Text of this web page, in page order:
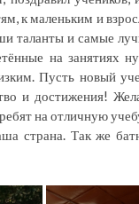
к маленьким и
таланты и самые
на занятиях
Пусть новый
и достижения!
на отличную
страна. Так же